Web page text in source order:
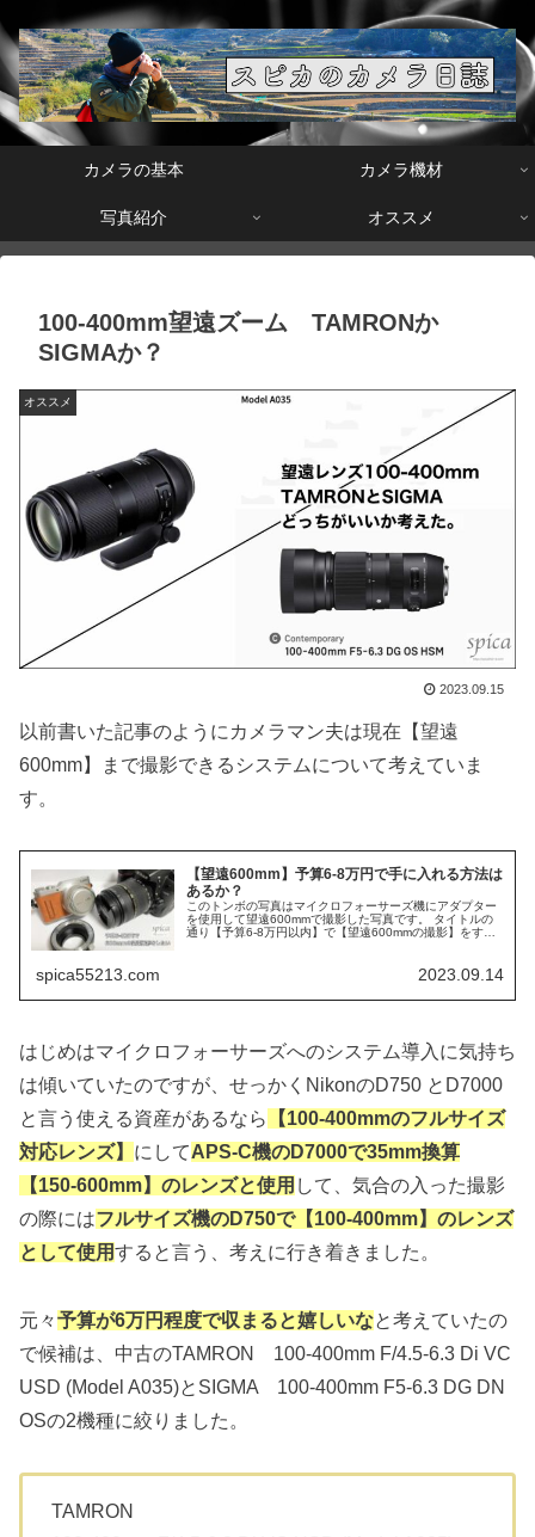
カメラの基本 カメラ機材
写真紹介 オススメ
100-400mm望遠ズーム TAMRONか
SIGMAか？
オススメ
2023.09.15
以前書いた記事のようにカメラマン夫は現在【望遠
600mm】まで撮影できるシステムについて考えていま
す。
【望遠600mm】予算6-8万円で手に入れる方法は
あるか？
このトンボの写真はマイクロフォーサーズ機にアダプター
を使用して望遠600mmで撮影した写真です。 タイトルの
通り【予算6-8万円以内】で【望遠600mmの撮影】をする
spica55213.com 2023.09.14
はじめはマイクロフォーサーズへのシステム導入に気持ち
は傾いていたのですが、せっかくNikonのD750 とD7000
と言う使える資産があるなら
【100-400mmのフルサイズ
対応レンズ】 にしてAPS-C機のD7000で35mm換算
【150-600mm】のレンズと使用 して、気合の入った撮影
の際にはフルサイズ機のD750で【100-400mm】のレンズ
として使用すると言う、考えに行き着きました。
元々予算が6万円程度で収まると嬉しいなと考えていたの
で候補は、中古のTAMRON 100-400mm F/4.5-6.3 Di VC
USD (Model A035)とSIGMA 100-400mm F5-6.3 DG DN
OSの2機種に絞りました。
TAMRON